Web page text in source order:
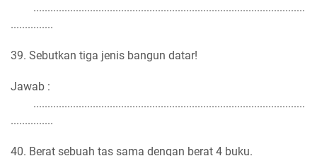
................................................................................................
...............
39. Sebutkan tiga jenis bangun datar!
Jawab :
................................................................................................
...............
40. Berat sebuah tas sama dengan berat 4 buku.